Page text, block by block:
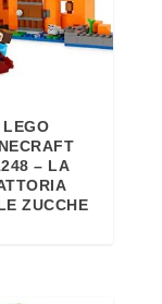
LEGO
– LA
ZUCCHE